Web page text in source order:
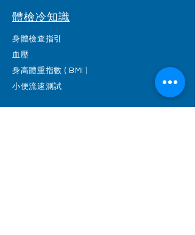
體檢冷知識
身體檢查指引
血壓
身高體重指數 ( BMI )
小便流速測試